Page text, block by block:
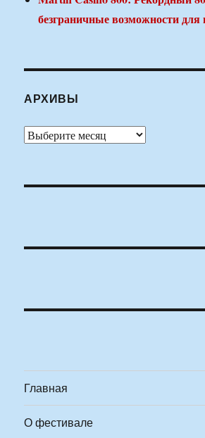
безграничные возможности
АРХИВЫ
Архивы
Главная
О фестивале